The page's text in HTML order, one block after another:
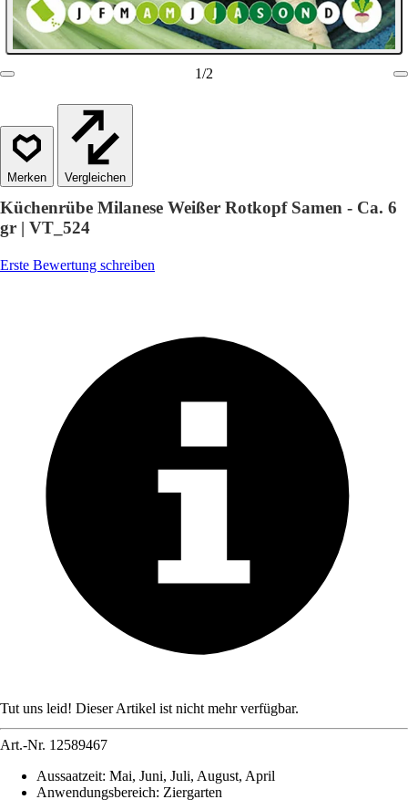
1/2
Vergleichen
Küchenrübe Milanese Weißer Rotkopf Samen - Ca. 6
gr | VT_524
Erste Bewertung schreiben
Tut uns leid! Dieser Artikel ist nicht mehr verfügbar.
Art.-Nr. 12589467
Aussaatzeit: Mai, Juni, Juli, August, April
Anwendungsbereich: Ziergarten